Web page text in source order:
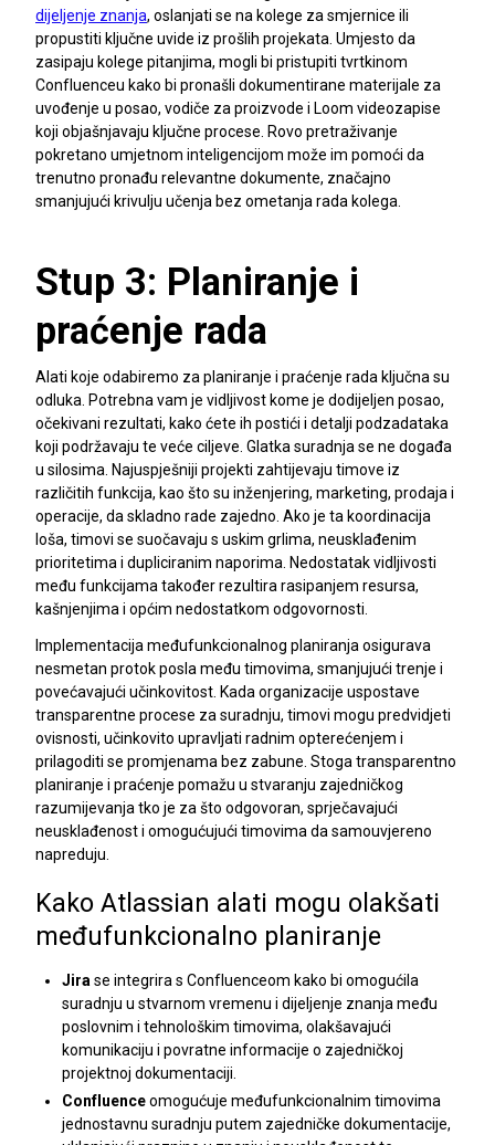
dijeljenje znanja, oslanjati se na kolege za smjernice ili
propustiti ključne uvide iz prošlih projekata. Umjesto da
zasipaju kolege pitanjima, mogli bi pristupiti tvrtkinom
Confluenceu kako bi pronašli dokumentirane materijale za
uvođenje u posao, vodiče za proizvode i Loom videozapise
koji objašnjavaju ključne procese. Rovo pretraživanje
pokretano umjetnom inteligencijom može im pomoći da
trenutno pronađu relevantne dokumente, značajno
smanjujući krivulju učenja bez ometanja rada kolega.
Stup 3: Planiranje i
praćenje rada
Alati koje odabiremo za planiranje i praćenje rada ključna su
odluka. Potrebna vam je vidljivost kome je dodijeljen posao,
očekivani rezultati, kako ćete ih postići i detalji podzadataka
koji podržavaju te veće ciljeve. Glatka suradnja se ne događa
u silosima. Najuspješniji projekti zahtijevaju timove iz
različitih funkcija, kao što su inženjering, marketing, prodaja i
operacije, da skladno rade zajedno. Ako je ta koordinacija
loša, timovi se suočavaju s uskim grlima, neusklađenim
prioritetima i dupliciranim naporima. Nedostatak vidljivosti
među funkcijama također rezultira rasipanjem resursa,
kašnjenjima i općim nedostatkom odgovornosti.
Implementacija međufunkcionalnog planiranja osigurava
nesmetan protok posla među timovima, smanjujući trenje i
povećavajući učinkovitost. Kada organizacije uspostave
transparentne procese za suradnju, timovi mogu predvidjeti
ovisnosti, učinkovito upravljati radnim opterećenjem i
prilagoditi se promjenama bez zabune. Stoga transparentno
planiranje i praćenje pomažu u stvaranju zajedničkog
razumijevanja tko je za što odgovoran, sprječavajući
neusklađenost i omogućujući timovima da samouvjereno
napreduju.
Kako Atlassian alati mogu olakšati
međufunkcionalno planiranje
Jira se integrira s Confluenceom kako bi omogućila
suradnju u stvarnom vremenu i dijeljenje znanja među
poslovnim i tehnološkim timovima, olakšavajući
komunikaciju i povratne informacije o zajedničkoj
projektnoj dokumentaciji.
Confluenceomogućuje međufunkcionalnim timovima
jednostavnu suradnju putem zajedničke dokumentacije,